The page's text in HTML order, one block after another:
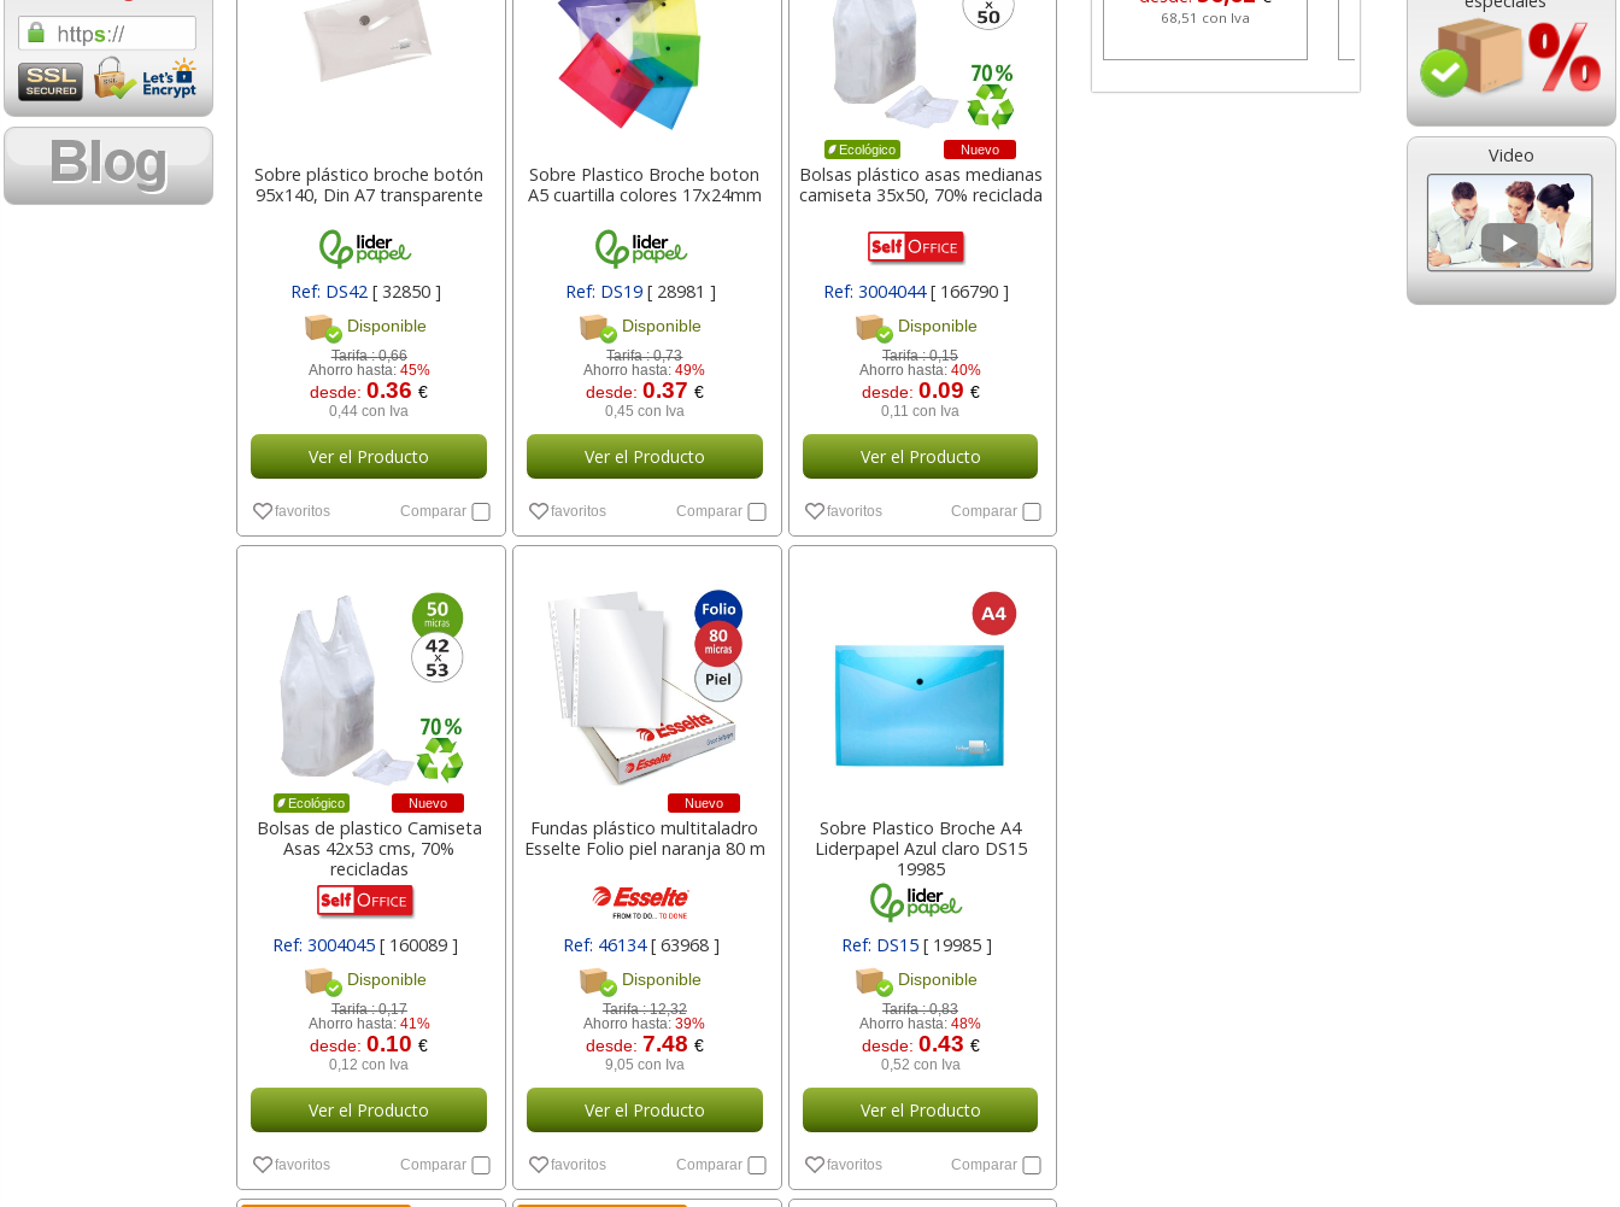
Video
Sobre plástico broche botón
95x140, Din A7 transparente
Ref: DS42 [ 32850 ]
Disponible
Tarifa :0,66
Ahorro hasta: 45%
desde:0.36€
0,44 con Iva
Ver el Producto
favoritos Comparar
Sobre Plastico Broche boton
A5 cuartilla colores 17x24mm
Ref: DS19[ 28981 ]
Disponible
Tarifa :0,73
Ahorro hasta:49%
desde: 0.37 €
0,45 con Iva
Ver el Producto
favoritos Comparar
Ecológico Nuevo
Bolsas plástico asas medianas
camiseta 35x50, 70% reciclada
Ref: 3004044[ 166790 ]
Disponible
Tarifa :0,15
Ahorro hasta: 40%
desde: 0.09 €
0,11 con Iva
Ver el Producto
favoritos Comparar
Ecológico Nuevo
Bolsas de plastico Camiseta
Asas 42x53 cms, 70%
recicladas
Ref: 3004045[ 160089 ]
Disponible
Tarifa :0,17
Ahorro hasta: 41%
desde:0.10€
0,12 con Iva
Ver el Producto
favoritos Comparar
Nuevo
Fundas plástico multitaladro
Esselte Folio piel naranja 80 m
Ref: 46134[ 63968 ]
Disponible
Tarifa :12,32
Ahorro hasta:39%
desde: 7.48 €
9,05 con Iva
Ver el Producto
favoritos Comparar
Sobre Plastico Broche A4
Liderpapel Azul claro DS15
19985
Ref: DS15 [ 19985 ]
Disponible
Tarifa :0,83
Ahorro hasta: 48%
desde: 0.43 €
0,52 con Iva
Ver el Producto
favoritos Comparar
1,08 con Iva 17,99 con Iva 45,82 con Iva 68,51 con Iva 1,08 con Iva
Cartucho HP 304 - 302
€
17,99 con Iva
Cartucho HP 304XL -
302XL Tricolor alta
45,82 con Iva
HP 950XL - Cartucho
para Officejet Pro 8600
desde:
68,51 con Iva
Goma de borrar
moldeable maleable
para carboncillo o
grafito
desde:
1,08 con Iva
Negro, original